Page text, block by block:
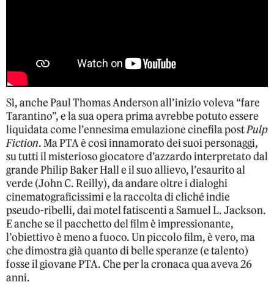
Sì, anche Paul Thomas Anderson all’inizio voleva “fare
Tarantino”, e la sua opera prima avrebbe potuto essere
liquidata come l’ennesima emulazione cinefila postPulp
Fiction. Ma PTA è così innamorato dei suoi personaggi,
su tutti il misterioso giocatore d’azzardo interpretato dal
grande Philip Baker Hall e il suo allievo, l’esaurito al
verde (John C. Reilly), da andare oltre i dialoghi
cinematograficissimi e la raccolta di cliché indie
pseudo-ribelli, dai motel fatiscenti a Samuel L. Jackson.
E anche se il pacchetto del film è impressionante,
l’obiettivo è meno a fuoco. Un piccolo film, è vero, ma
che dimostra già quanto di belle speranze (e talento)
fosse il giovane PTA. Che per la cronaca qua aveva 26
anni.